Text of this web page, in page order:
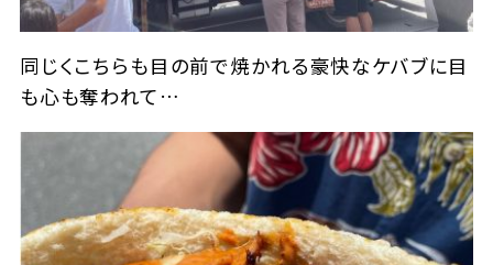
同じくこちらも目の前で焼かれる豪快なケバブに目
も心も奪われて…